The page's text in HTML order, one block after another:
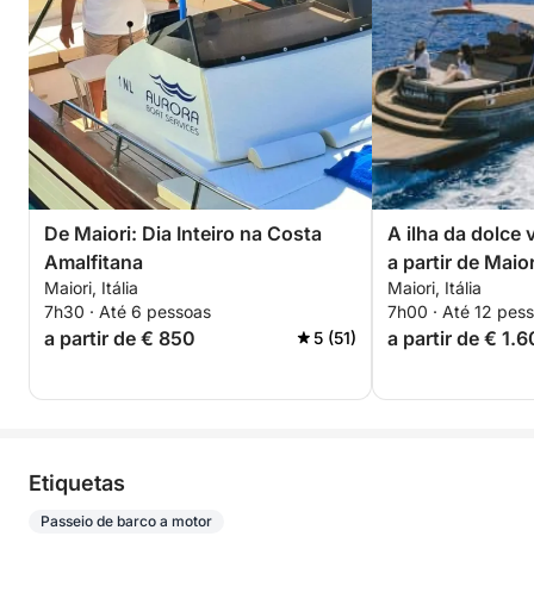
De Maiori: Dia Inteiro na Costa
Amalfitana
Maiori, Itália
7h30 · Até 6 pessoas
a partir de € 850 5 (51)
A ilha da dolce
a partir de
Maiori, Itália
7h00 · Até 12
a partir de €
Etiquetas
Passeio de barco a motor